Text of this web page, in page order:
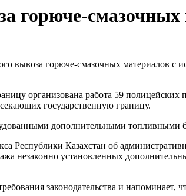
горюче-смазочных
вывоза горюче-смазочных материалов с
организована работа 59 полицейских
государственную границу.
дополнительными топливными
Республики Казахстан об
незаконно установленных
законодательства и